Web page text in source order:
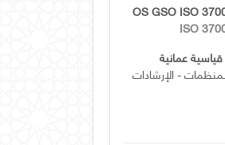
OS GSO ISO
ISO
عمانية
- الإرشادات